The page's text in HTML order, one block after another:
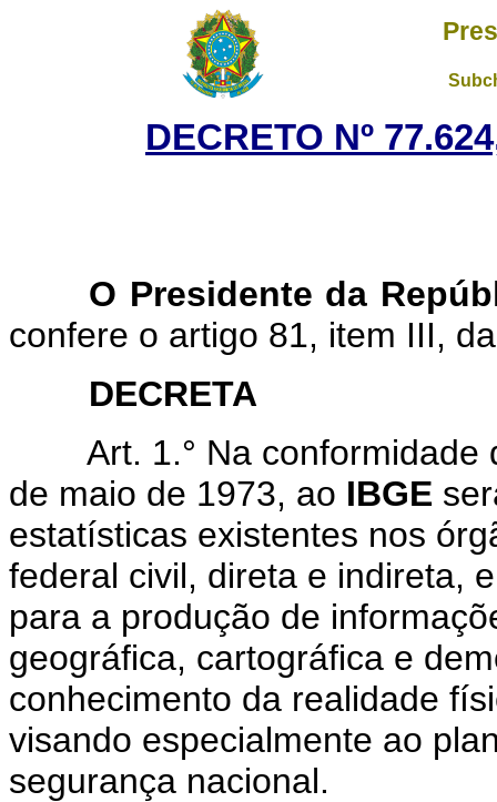
DECRETO Nº
O Presidente da
confere o artigo 81, item III,
DECRETA
Art. 1.° Na conformidade
de maio de 1973, ao IBGE
estatísticas existentes nos
federal civil, direta e indireta,
para a produção de
geográfica, cartográfica e
conhecimento da realidade
visando especialmente ao
segurança nacional.